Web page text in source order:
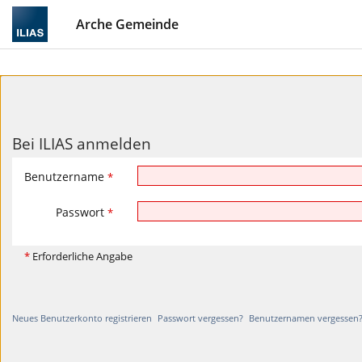
Arche Gemeinde
Bei ILIAS anmelden
Benutzername *
Passwort *
* Erforderliche Angabe
Neues Benutzerkonto registrieren Passwort vergessen? Benutzernamen vergessen?